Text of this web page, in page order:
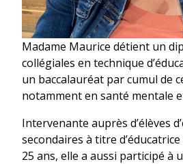
Madame Maurice détient un
collégiales en technique
un baccalauréat par cumul de
notamment en santé mentale
Intervenante auprès d’élèves
secondaires à titre
25 ans, elle a aussi participé à